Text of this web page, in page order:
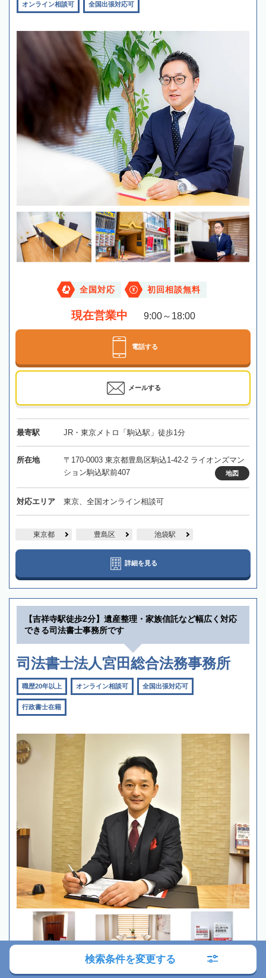
オンライン相談可 全国出張対応可
全国対応 初回相談無料
現在営業中 9:00～18:00
電話する
メールする
最寄駅 JR・東京メトロ「駒込駅」徒歩1分
所在地
〒170-0003 東京都豊島区駒込1-42-2 ライオンズマン
ション駒込駅前407
地図
対応エリア 東京、全国オンライン相談可
東京都 豊島区 池袋駅
詳細を見る
【吉祥寺駅徒歩2分】遺産整理・家族信託など幅広く対応
できる司法書士事務所です
司法書士法人宮田総合法務事務所
職歴20年以上 オンライン相談可 全国出張対応可
行政書士在籍
検索条件を変更する